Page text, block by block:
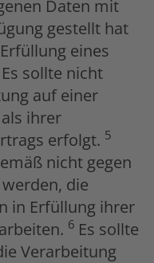
Daten mit
gestellt hat
eines
Es sollte nicht
auf einer
ihrer
erfolgt. 5
nicht gegen
die
in Erfüllung ihrer
6 Es sollte
Verarbeitung